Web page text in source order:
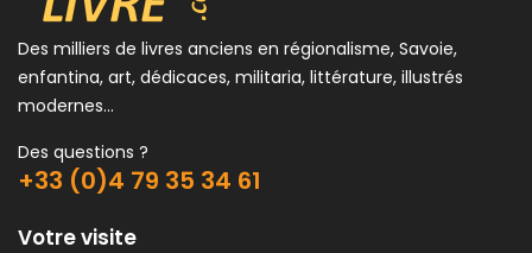
Des milliers de livres anciens en régionalisme, Savoie,
enfantina, art, dédicaces, militaria, littérature, illustrés
modernes...
Des questions ?
+33 (0)4 79 35 34 61
Votre visite